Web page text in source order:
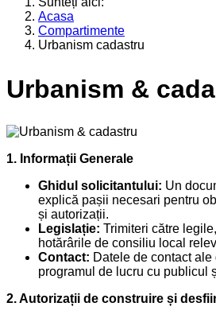
Acasa
Compartimente
Urbanism cadastru
Urbanism &
1. Informații Generale
Ghidul solicitantului: Un
explică pașii necesari pentru
și autorizații.
Legislație: Trimiteri către
hotărârile de consiliu local
Contact: Datele de contact
programul de lucru cu publicul
2. Autorizații de construire și